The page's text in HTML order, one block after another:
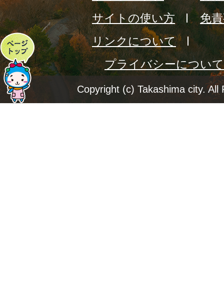
ペ
ー
ジ
サイトの使い方
免
リンクについて
プライバシーについて
Copyright (c) Takashima city. All